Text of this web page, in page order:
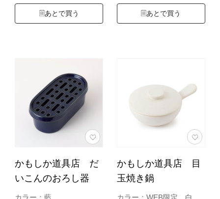
あとで買う あとで買う
かもしか道具店 だ
いこんのおろし器
かもしか道具店 目
玉焼き鍋